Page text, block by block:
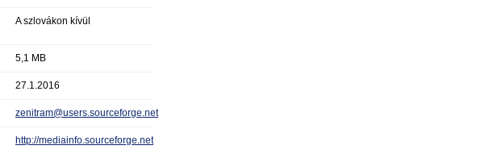
A szlovákon kívül
5,1 MB
27.1.2016
zenitram@users.sourceforge.net
http://mediainfo.sourceforge.net